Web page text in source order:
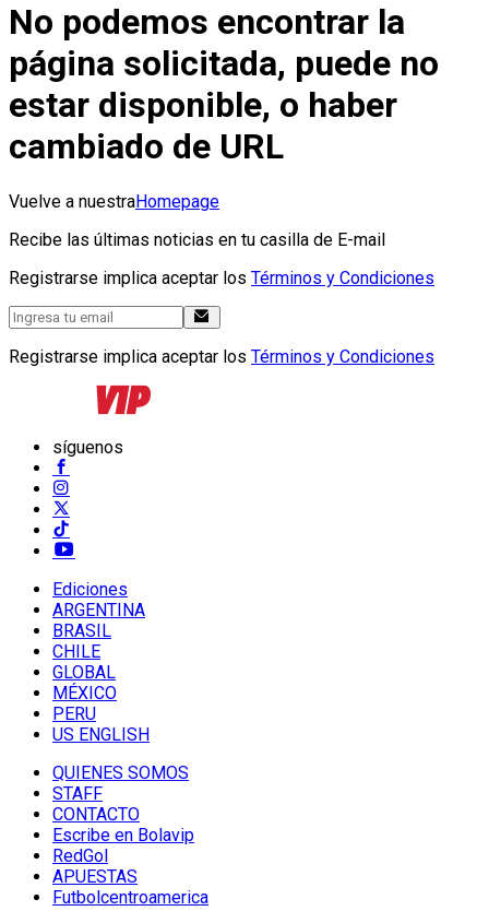
No podemos encontrar la
página solicitada, puede no
estar disponible, o haber
cambiado de URL
Vuelve a nuestraHomepage
Recibe las últimas noticias en tu casilla de E-mail
Registrarse implica aceptar los Términos y Condiciones
Registrarse implica aceptar los Términos y Condiciones
síguenos
Ediciones
ARGENTINA
BRASIL
CHILE
GLOBAL
MÉXICO
PERU
US ENGLISH
QUIENES SOMOS
STAFF
CONTACTO
Escribe en Bolavip
RedGol
APUESTAS
Futbolcentroamerica